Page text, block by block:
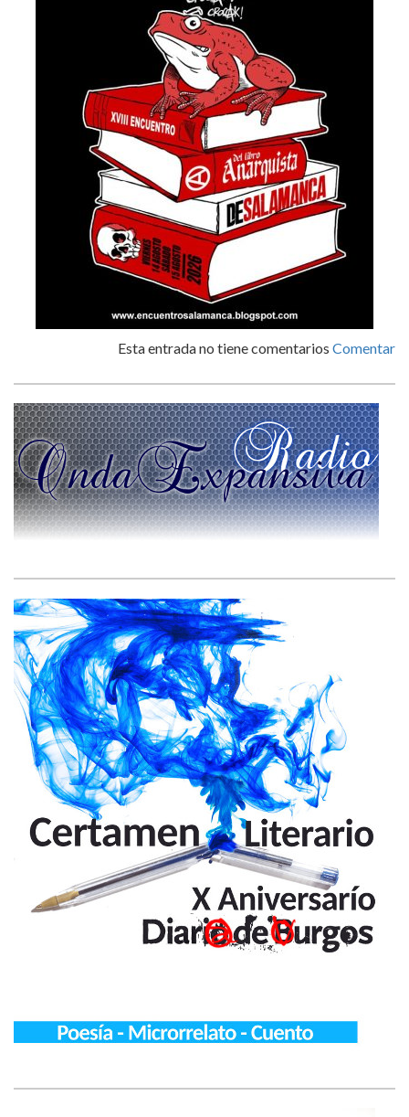
Esta entrada no tiene comentarios Comentar